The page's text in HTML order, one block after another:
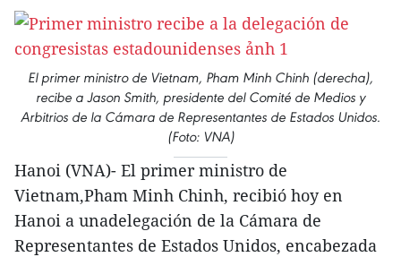
El primer ministro de Vietnam, Pham Minh Chinh (derecha),
recibe a Jason Smith, presidente del Comité de Medios y
Arbitrios de la Cámara de Representantes de Estados Unidos.
(Foto: VNA)
Hanoi (VNA)- El primer ministro de
Vietnam,Pham Minh Chinh, recibió hoy en
Hanoi a unadelegación de la Cámara de
Representantes de Estados Unidos, encabezada